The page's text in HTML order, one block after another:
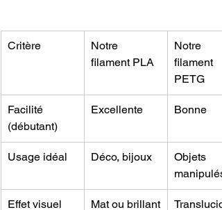
Critère
Notre
filament PLA
Notre
filament
PETG
Facilité
(débutant)
Excellente Bonne
Usage idéal Déco, bijoux
Objets
manipulés
Effet visuel Mat ou brillant